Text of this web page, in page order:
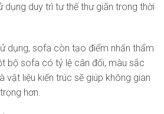
dụng duy trì tư thế thư giãn trong thời
dụng, sofa còn tạo điểm nhấn thẩm
bộ sofa có tỷ lệ cân đối, màu sắc
vật liệu kiến trúc sẽ giúp không gian
hơn.